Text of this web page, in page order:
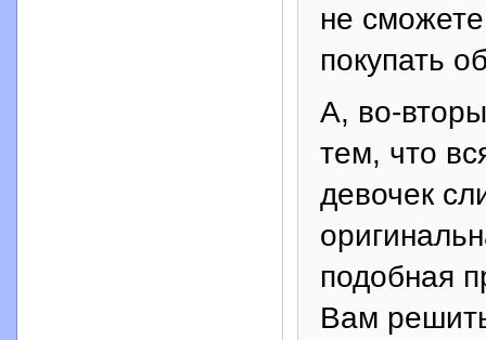
не
покупать
А, во-
тем, что
девочек
подобная
Вам